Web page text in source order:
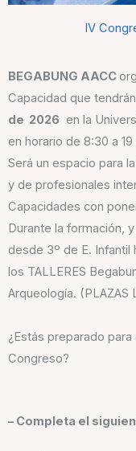
IV
BEGABUNG AACC
Capacidad que
de 2026 en la
en horario de 8:30 a 19
Será un espacio para
y de profesionales
Capacidades con
Durante la formación,
desde 3º de E. Infantil
los TALLERES
Arqueología. (PLAZAS
¿Estás preparado
Congreso?
– Completa el